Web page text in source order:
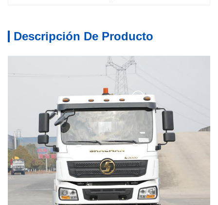
Descripción De Producto